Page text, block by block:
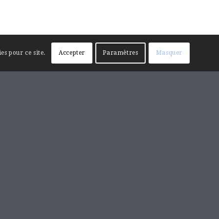
pour ce site. Accepter Paramètres Masquer